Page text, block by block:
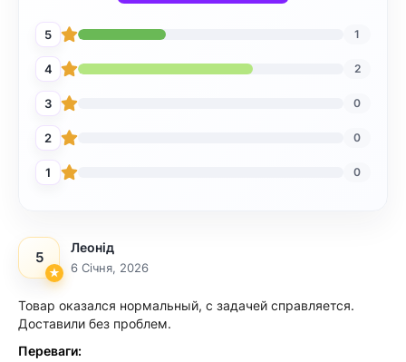
5 1
4 2
3 0
2 0
1 0
5
Леонід
6 Січня, 2026
Товар оказался нормальный, с задачей справляется.
Доставили без проблем.
Переваги: